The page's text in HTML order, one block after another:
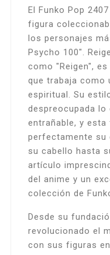
El Funko Pop
figura
los personajes
Psycho 100".
como "Reigen",
que trabaja como
espiritual. Su
despreocupada lo
entrañable, y
perfectamente su
su cabello hasta
artículo
del anime y un
colección de
Desde su
revolucionado el
con sus figuras